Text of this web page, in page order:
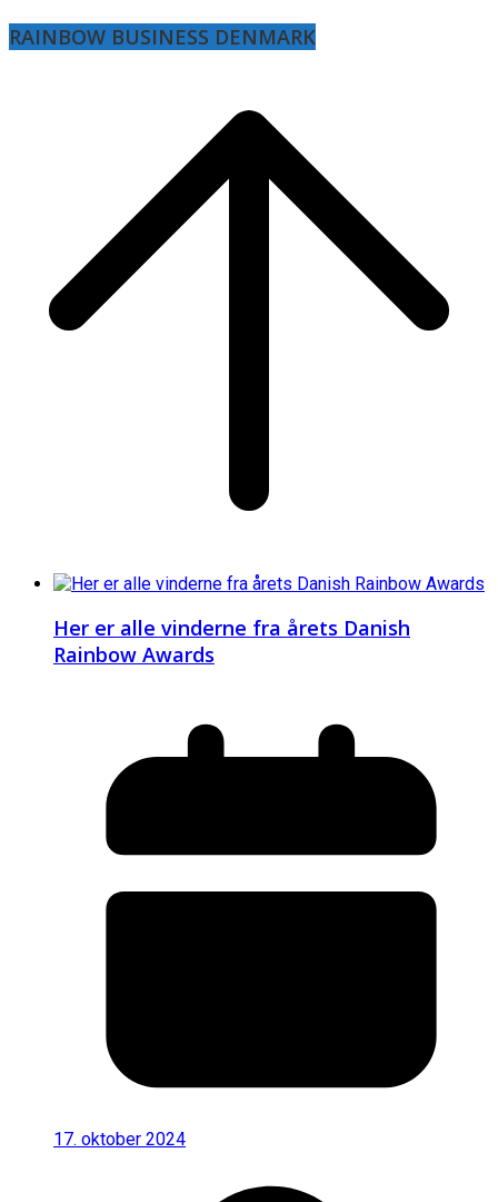
RAINBOW BUSINESS DENMARK
Her er alle vinderne fra årets Danish
Rainbow Awards
17. oktober 2024